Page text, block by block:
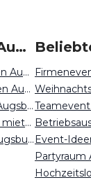
Locations in Augsburg mieten
Eventlocation mieten Augsburg
Tagungshotel buchen Augsburg
Restaurant mieten Augsburg
Foto- & Filmlocation mieten Augsburg
Geburtstag feiern Augsburg Event-
Partyraum